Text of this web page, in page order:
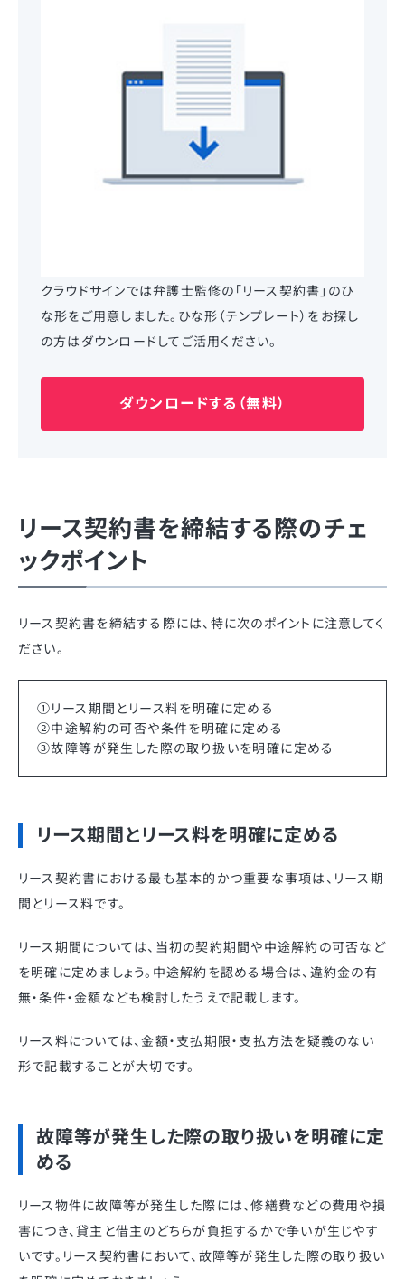
クラウドサインでは弁護士監修の「リース契約書」のひ
な形をご用意しました。ひな形（テンプレート）をお探し
の方はダウンロードしてご活用ください。
ダウンロードする（無料）
リース契約書を締結する際のチェ
ックポイント
リース契約書を締結する際には、特に次のポイントに注意してく
ださい。
①リース期間とリース料を明確に定める
②中途解約の可否や条件を明確に定める
③故障等が発生した際の取り扱いを明確に定める
リース期間とリース料を明確に定める
リース契約書における最も基本的かつ重要な事項は、リース期
間とリース料です。
リース期間については、当初の契約期間や中途解約の可否など
を明確に定めましょう。中途解約を認める場合は、違約金の有
無・条件・金額なども検討したうえで記載します。
リース料については、金額・支払期限・支払方法を疑義のない
形で記載することが大切です。
故障等が発生した際の取り扱いを明確に定
める
リース物件に故障等が発生した際には、修繕費などの費用や損
害につき、貸主と借主のどちらが負担するかで争いが生じやす
いです。リース契約書において、故障等が発生した際の取り扱い